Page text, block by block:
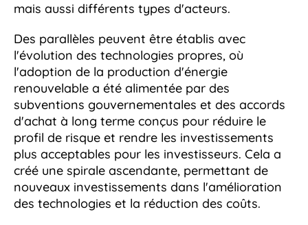
mais aussi différents types d'acteurs.
Des parallèles peuvent être établis avec
l'évolution des technologies propres, où
l'adoption de la production d'énergie
renouvelable a été alimentée par des
subventions gouvernementales et des accords
d'achat à long terme conçus pour réduire le
profil de risque et rendre les investissements
plus acceptables pour les investisseurs. Cela a
créé une spirale ascendante, permettant de
nouveaux investissements dans l'amélioration
des technologies et la réduction des coûts.